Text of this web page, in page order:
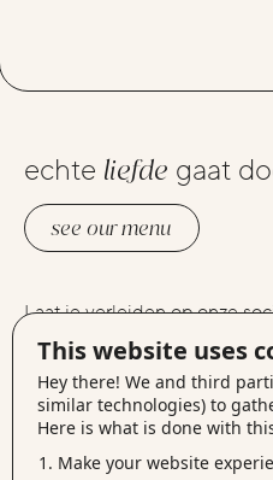
This website uses
Hey there! We and third
similar technologies) to
Here is what is done with
Make your website
echte liefde gaat
see our menu
Laat je verleiden op onze
elkaars foto’s liken op
linkedin , berichtjes delen op
een filmpje kijken opvimeo.